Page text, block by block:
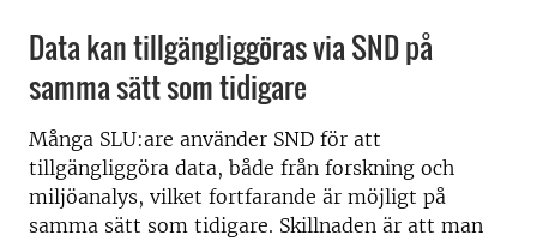
Data kan tillgängliggöras via SND på
samma sätt som tidigare
Många SLU:are använder SND för att
tillgängliggöra data, både från forskning och
miljöanalys, vilket fortfarande är möjligt på
samma sätt som tidigare. Skillnaden är att man